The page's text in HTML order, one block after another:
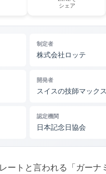
シェア
制定者
株式会社ロッテ
開発者
スイスの技師マック
認定機関
日本記念日協会
ートと言われる「ガーナ